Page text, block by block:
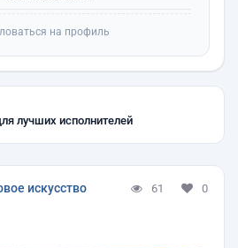
на профиль
лучших исполнителей
искусство 61 0